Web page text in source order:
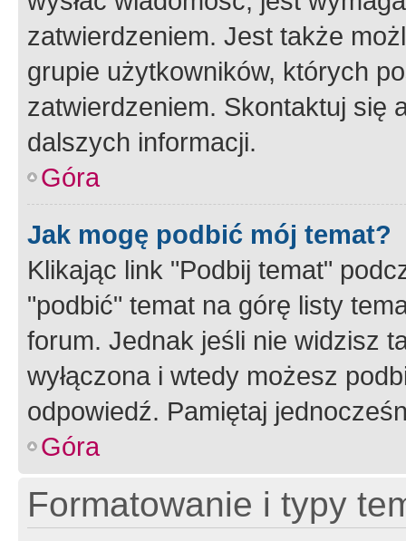
zatwierdzeniem. Jest także
grupie użytkowników, których
zatwierdzeniem. Skontaktuj się
dalszych informacji.
Góra
Jak mogę podbić mój temat?
Klikając link "Podbij temat"
"podbić" temat na górę listy
forum. Jednak jeśli nie widzisz
wyłączona i wtedy możesz
odpowiedź. Pamiętaj
Góra
Formatowanie i typy